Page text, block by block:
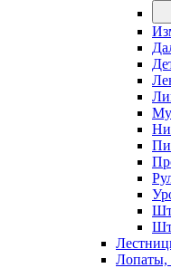
Лопаты,